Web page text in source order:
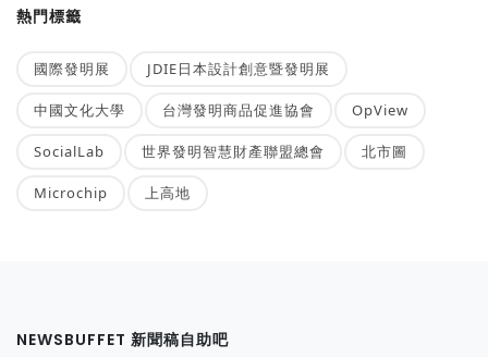
熱門標籤
國際發明展 JDIE日本設計創意暨發明展
中國文化大學 台灣發明商品促進協會 OpView
SocialLab 世界發明智慧財產聯盟總會 北市圖
Microchip 上高地
NEWSBUFFET 新聞稿自助吧